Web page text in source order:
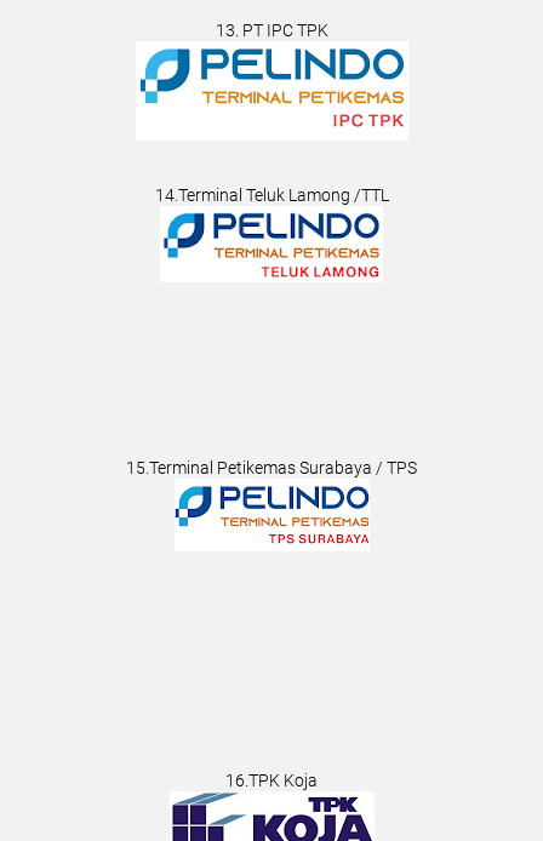
13. PT IPC TPK
14.Terminal Teluk Lamong /TTL
15.Terminal Petikemas Surabaya / TPS
16.TPK Koja